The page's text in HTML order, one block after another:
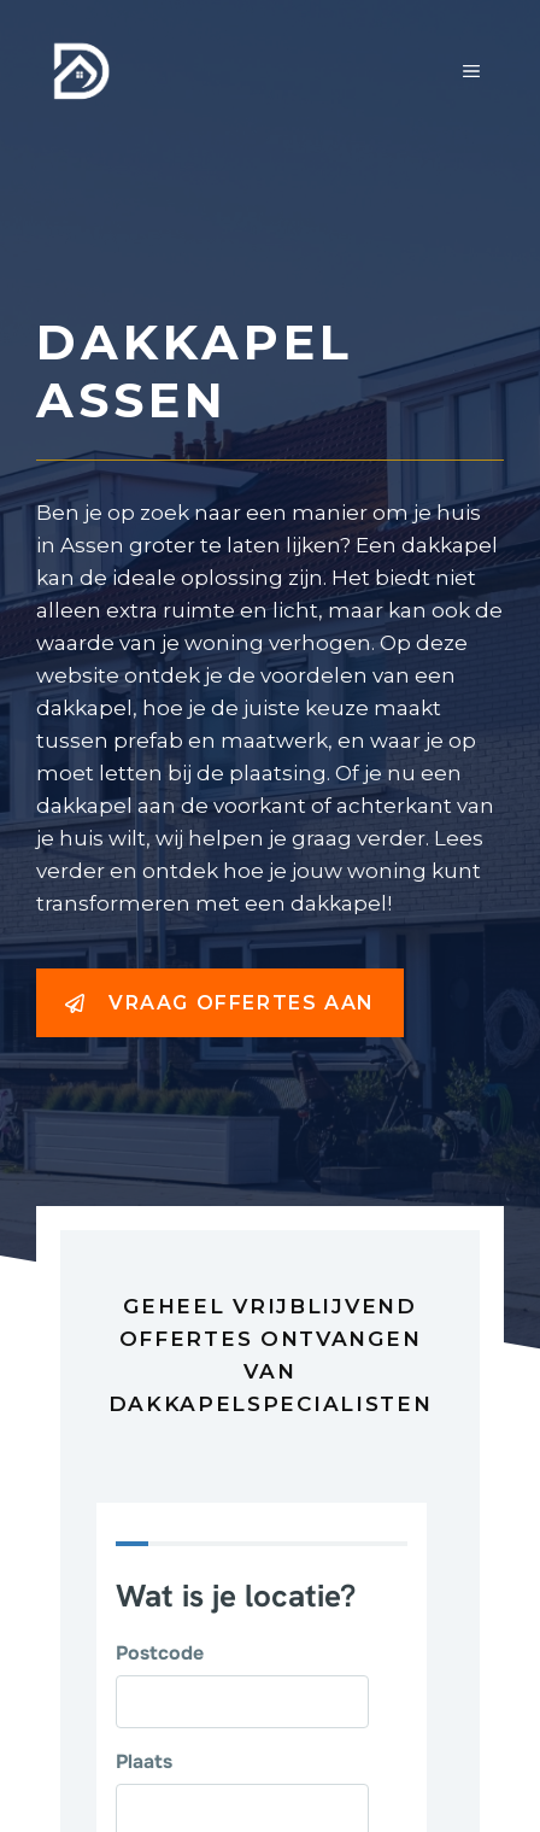
MENU
DAKKAPEL
ASSEN
Ben je op zoek naar een manier om je huis
in Assen groter te laten lijken? Een dakkapel
kan de ideale oplossing zijn. Het biedt niet
alleen extra ruimte en licht, maar kan ook de
waarde van je woning verhogen. Op deze
website ontdek je de voordelen van een
dakkapel, hoe je de juiste keuze maakt
tussen prefab en maatwerk, en waar je op
moet letten bij de plaatsing. Of je nu een
dakkapel aan de voorkant of achterkant van
je huis wilt, wij helpen je graag verder. Lees
verder en ontdek hoe je jouw woning kunt
transformeren met een dakkapel!
VRAAG OFFERTES AAN
GEHEEL VRIJBLIJVEND
OFFERTES ONTVANGEN
VAN
DAKKAPELSPECIALISTEN